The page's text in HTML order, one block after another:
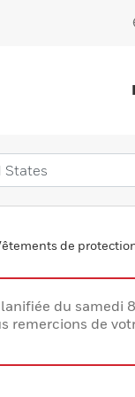
de
du samedi
remercions de